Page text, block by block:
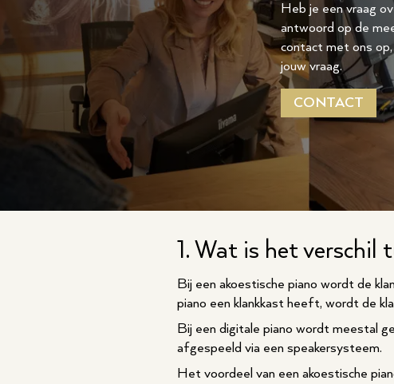
Heb je een vraag
antwoord op de
contact met ons
jouw vraag.
CONTACT
1. Wat is het verschil
Bij een akoestische piano wordt de
piano een klankkast heeft, wordt de
Bij een digitale piano wordt meestal
afgespeeld via een speakersysteem.
Het voordeel van een akoestische